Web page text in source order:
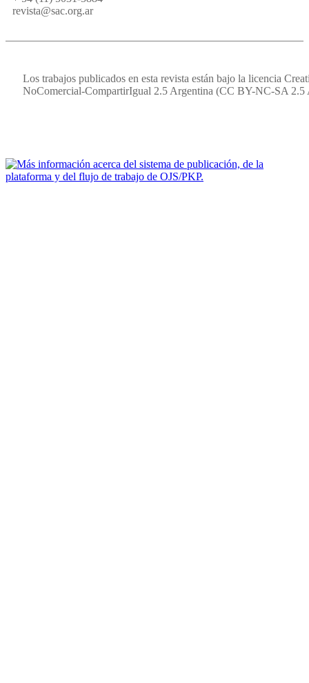
revista@sac.org.ar
Los trabajos publicados en esta revista están bajo la licencia
NoComercial-CompartirIgual 2.5 Argentina (CC BY-NC-SA 2.5